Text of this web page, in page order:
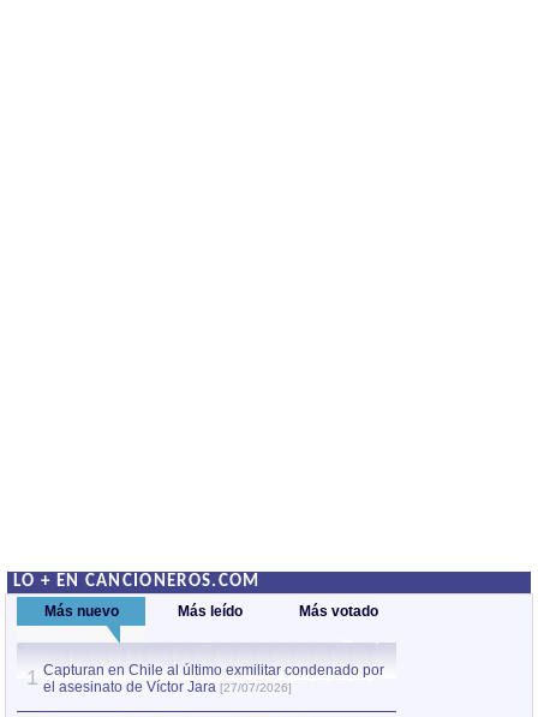
LO + EN CANCIONEROS.COM
Más nuevo Más leído Más votado
1 Capturan en Chile al último exmilitar condenado por
el asesinato de Víctor Jara [27/07/2026]